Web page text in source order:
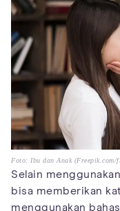
Foto: Ibu dan Anak (Freepik.com/
Selain
bisa memberikan
menggunakan